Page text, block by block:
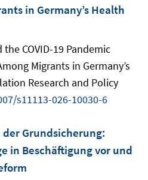
in Germany’s Health
COVID-19 Pandemic
Migrants in Germany’s
Research and Policy
s11113-026-10030-6
Grundsicherung:
in Beschäftigung vor und